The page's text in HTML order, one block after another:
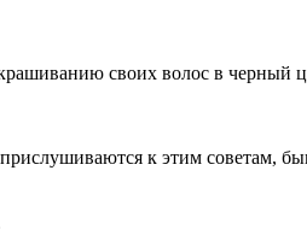
своих волос в черный
к этим советам,